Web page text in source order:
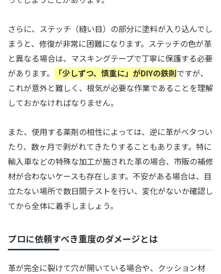
さらに、ステッチ（縫い目）の部分に塗料が入り込んでし
まうと、修復が非常に困難になります。ステッチの色が革
と異なる場合は、マスキングテープで丁寧に保護する必要
があります。
「少しずつ、慎重に」がDIYの鉄則ですが、
これが意外と難しく、根気が必要な作業であることを理解
しておかなければなりません。
また、使用する薬剤の相性によっては、逆に革がベタつい
たり、数ヶ月で剥がれてきたりすることもあります。特に
輸入車などの特殊な加工が施された革の場合、市販の補修
材が合わないケースも存在します。不安がある場合は、目
立たない場所で数日間テストを行い、変化がないか確認し
てから全体に着手しましょう。
プロに依頼すべき重度のダメージとは
革が完全に裂けて穴が開いている場合や、クッション材